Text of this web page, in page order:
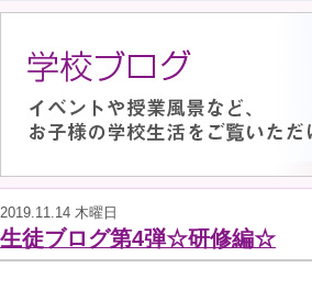
2019.11.14 木曜日
生徒ブログ第4弾☆研修編☆